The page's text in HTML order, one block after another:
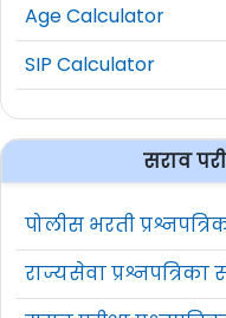
Age Calculator
SIP Calculator
सराव
पोलीस भरती
राज्यसेवा प्रश्नपत्रिका